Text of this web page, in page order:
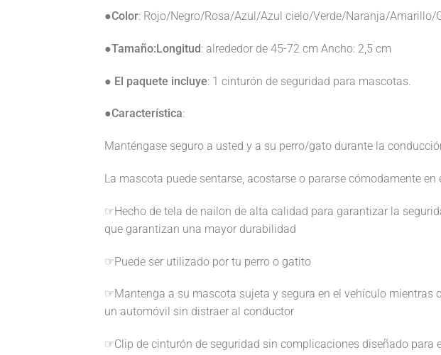
●Color: Rojo/Negro/Rosa/Azul/Azul cielo/Verde/Naranja/Amarillo/
●Tamaño:Longitud: alrededor de 45-72 cm Ancho: 2,5 cm
● El paquete incluye: 1 cinturón de seguridad para mascotas.
●Característica:
Manténgase seguro a usted y a su perro/gato durante la
La mascota puede sentarse, acostarse o pararse cómodamente en
☞Hecho de tela de nailon de alta calidad para garantizar la
que garantizan una mayor durabilidad
☞Puede ser utilizado por tu perro o gatito
☞Mantenga a su mascota sujeta y segura en el vehículo mientras
un automóvil sin distraer al conductor
☞Clip de cinturón de seguridad sin complicaciones diseñado para